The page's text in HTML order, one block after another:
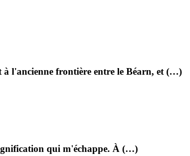
l'ancienne frontière entre le Béarn, et (…)
qui m'échappe. À (…)